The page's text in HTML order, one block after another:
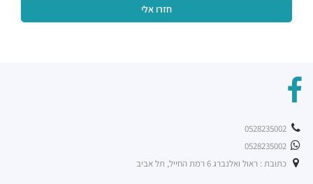
כתובת : ראול ואלנברג 6 רמת החייל, תל אביב